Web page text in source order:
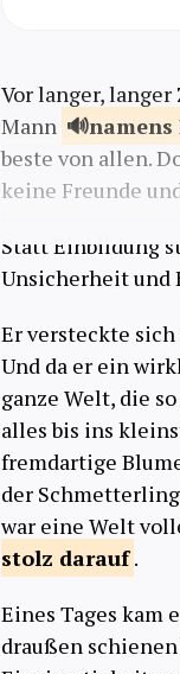
Vor langer,
Mann
namens
beste von allen.
keine Freunde
Statt Einbildung
Unsicherheit und
Er versteckte
Und da er ein
ganze Welt, die
alles bis ins
fremdartige
der
war eine Welt
stolz darauf .
Eines Tages kam
draußen